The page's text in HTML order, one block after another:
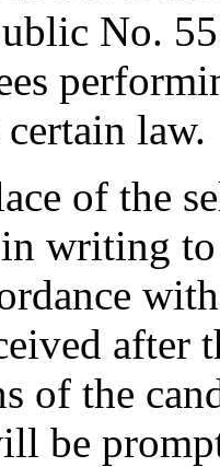
No.
law.
of the
writing
after
of the
be